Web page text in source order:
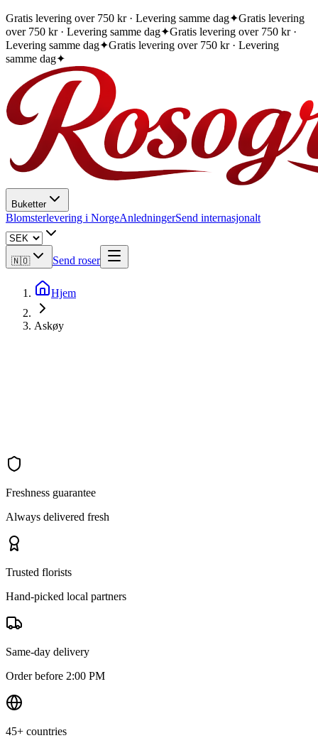
Gratis levering over 750 kr · Levering samme dag✦Gratis levering
over 750 kr · Levering samme dag✦Gratis levering over 750 kr ·
Levering samme dag✦Gratis levering over 750 kr · Levering
samme dag✦
Buketter
Blomsterlevering i NorgeAnledningerSend internasjonalt
🇳🇴 Send roser
Hjem
Askøy
Freshness guarantee
Always delivered fresh
Trusted florists
Hand-picked local partners
Same-day delivery
Order before 2:00 PM
45+ countries